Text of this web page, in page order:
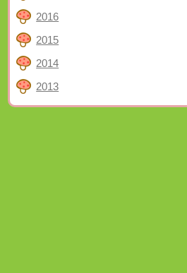
2016
2015
2014
2013